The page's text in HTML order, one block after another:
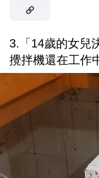
3.「14歲的女兒
攪拌機還在工作